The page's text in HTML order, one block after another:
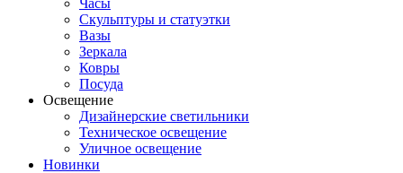
Скульптуры и статуэтки
Вазы
Зеркала
Ковры
Посуда
Освещение
Дизайнерские светильники
Техническое освещение
Уличное освещение
Новинки